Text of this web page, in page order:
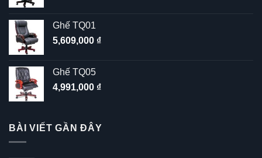
Ghế TQ01
5,609,000 ₫
Ghế TQ05
4,991,000 ₫
BÀI VIẾT GẦN ĐÂY